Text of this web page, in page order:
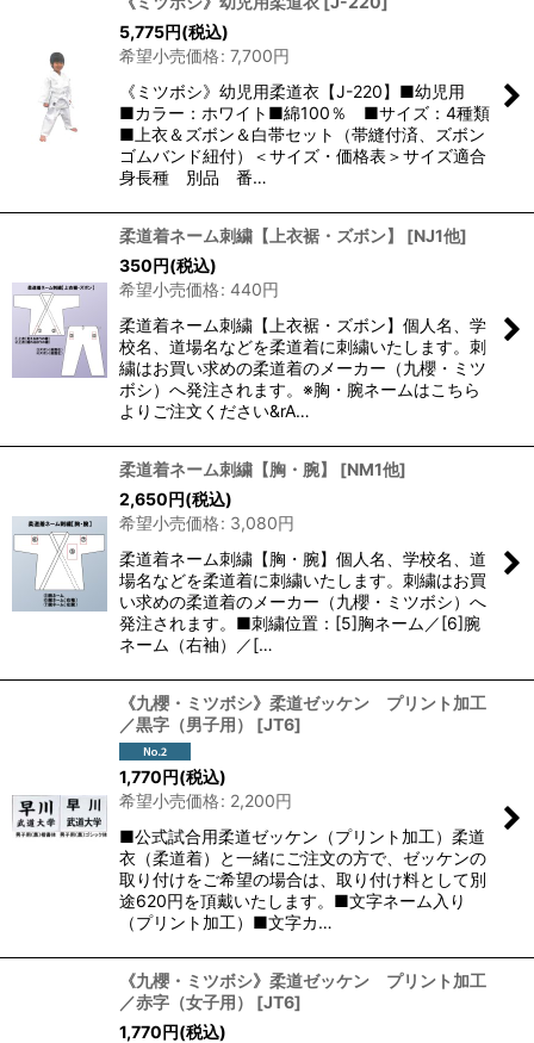
5,775円(税込)
希望小売価格: 7,700円
《ミツボシ》幼児用柔道衣【J-220】■幼児用
■カラー：ホワイト■綿100％ ■サイズ：4種類
■上衣＆ズボン＆白帯セット（帯縫付済、ズボン
ゴムバンド紐付）＜サイズ・価格表＞サイズ適合
身長種 別品 番…
柔道着ネーム刺繍【上衣裾・ズボン】 [NJ1他]
350円(税込)
希望小売価格: 440円
柔道着ネーム刺繍【上衣裾・ズボン】個人名、学
校名、道場名などを柔道着に刺繍いたします。刺
繍はお買い求めの柔道着のメーカー（九櫻・ミツ
ボシ）へ発注されます。※胸・腕ネームはこちら
よりご注文ください&rA…
柔道着ネーム刺繍【胸・腕】 [NM1他]
2,650円(税込)
希望小売価格: 3,080円
柔道着ネーム刺繍【胸・腕】個人名、学校名、道
場名などを柔道着に刺繍いたします。刺繍はお買
い求めの柔道着のメーカー（九櫻・ミツボシ）へ
発注されます。■刺繍位置：[5]胸ネーム／[6]腕
ネーム（右袖）／[…
《九櫻・ミツボシ》柔道ゼッケン プリント加工
／黒字（男子用）
[JT6]
1,770円(税込)
希望小売価格: 2,200円
■公式試合用柔道ゼッケン（プリント加工）柔道
衣（柔道着）と一緒にご注文の方で、ゼッケンの
取り付けをご希望の場合は、取り付け料として別
途620円を頂戴いたします。■文字ネーム入り
（プリント加工）■文字カ…
《九櫻・ミツボシ》柔道ゼッケン プリント加工
／赤字（女子用）
[JT6]
1,770円(税込)